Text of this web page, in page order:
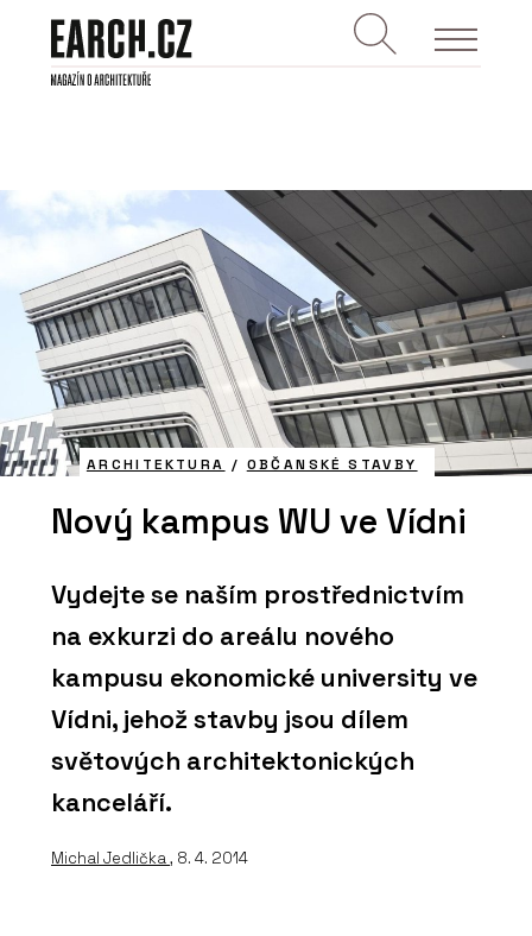
ARCHITEKTURA / OBČANSKÉ STAVBY
Nový kampus WU ve Vídni
Vydejte se naším prostřednictvím
na exkurzi do areálu nového
kampusu ekonomické university ve
Vídni, jehož stavby jsou dílem
světových architektonických
kanceláří.
Michal Jedlička, 8. 4. 2014